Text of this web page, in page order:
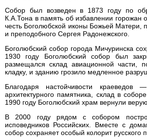
Собор был возведен в 1873 году по
К.А.Тона в память об избавлении
честь Боголюбской иконы Божьей
и преподобного Сергея Радонежского.
Боголюбский собор города Мичуринска
1930 году Боголюбский собор был
размещался склад авиационной части,
кладку, и зданию грозило медленное
Благодаря настойчивости
архитектурного памятника, склад в
1990 году Боголюбский храм вернули
В 2000 году рядом с собором
исповедников Российских. Вместе с
собор сохраняет особый колорит русского